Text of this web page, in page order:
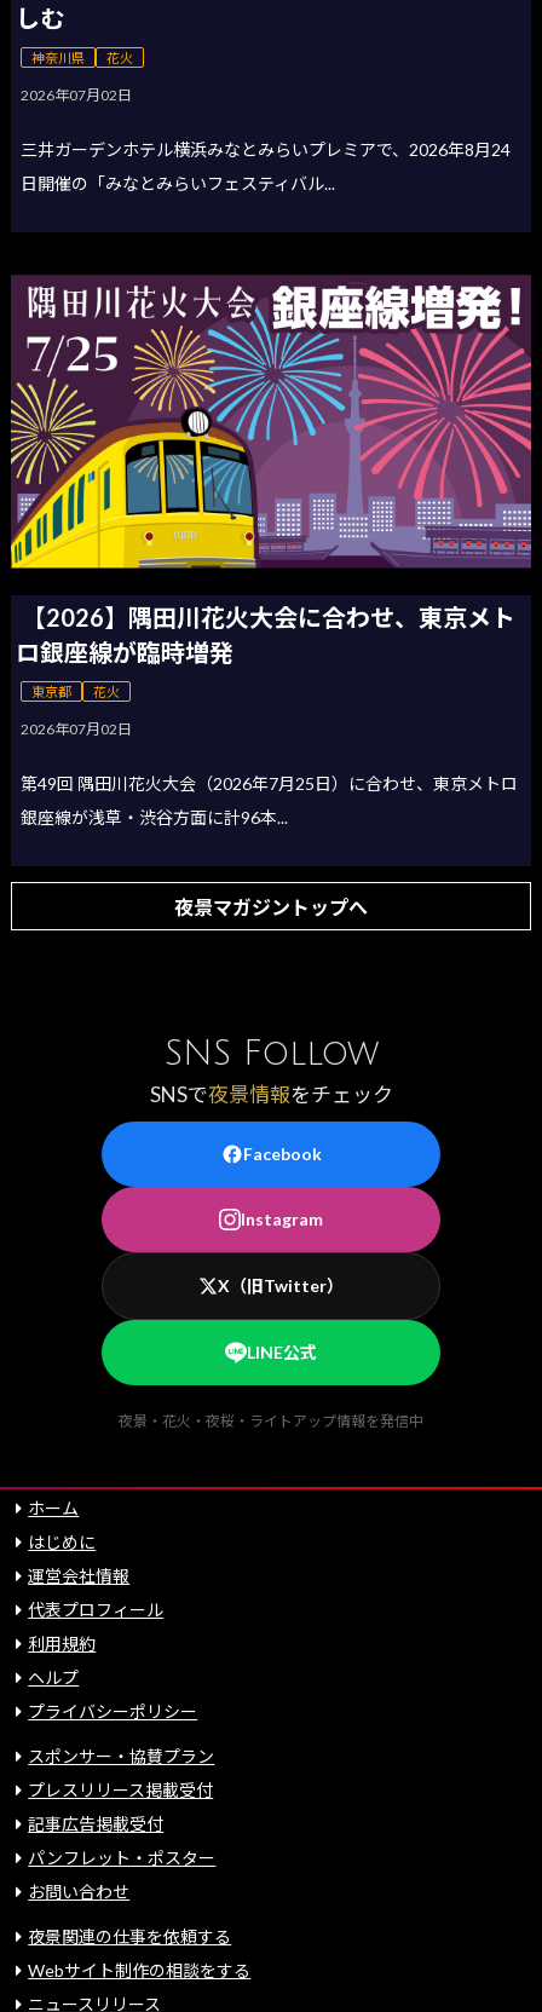
しむ
神奈川県 花火
2026年07月02日
三井ガーデンホテル横浜みなとみらいプレミアで、2026年8月24
日開催の「みなとみらいフェスティバル...
【2026】隅田川花火大会に合わせ、東京メト
ロ銀座線が臨時増発
東京都 花火
2026年07月02日
第49回 隅田川花火大会（2026年7月25日）に合わせ、東京メトロ
銀座線が浅草・渋谷方面に計96本...
夜景マガジントップへ
SNS Follow
SNSで夜景情報をチェック
Facebook
Instagram
X（旧Twitter）
LINE公式
夜景・花火・夜桜・ライトアップ情報を発信中
ホーム
はじめに
運営会社情報
代表プロフィール
利用規約
ヘルプ
プライバシーポリシー
スポンサー・協賛プラン
プレスリリース掲載受付
記事広告掲載受付
パンフレット・ポスター
お問い合わせ
夜景関連の仕事を依頼する
Webサイト制作の相談をする
ニュースリリース